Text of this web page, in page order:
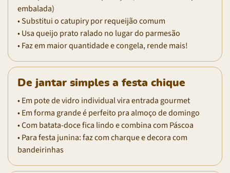
embalada)
• Substitui o catupiry por requeijão comum
• Usa queijo prato ralado no lugar do parmesão
• Faz em maior quantidade e congela, rende mais!
De jantar simples a festa chique
• Em pote de vidro individual vira entrada gourmet
• Em forma grande é perfeito pra almoço de domingo
• Com batata-doce fica lindo e combina com Páscoa
• Para festa junina: faz com charque e decora com
bandeirinhas